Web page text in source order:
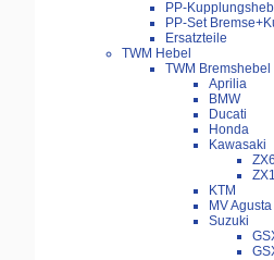
PP-
PP-Set
Ersatzteile
TWM Hebel
TWM Bremshebel
Aprilia
BMW
Ducati
Honda
Kawasaki
KTM
MV Agusta
Suzuki